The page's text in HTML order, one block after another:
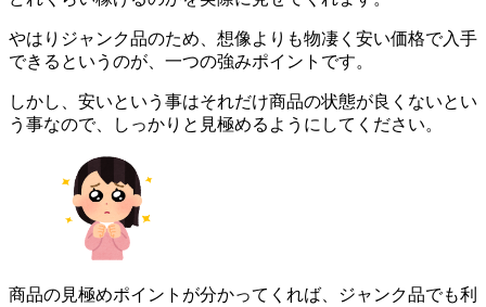
やはりジャンク品のため、想像よりも物凄く安い価格で入手
できるというのが、一つの強みポイントです。
しかし、安いという事はそれだけ商品の状態が良くないとい
う事なので、しっかりと見極めるようにしてください。
商品の見極めポイントが分かってくれば、ジャンク品でも利